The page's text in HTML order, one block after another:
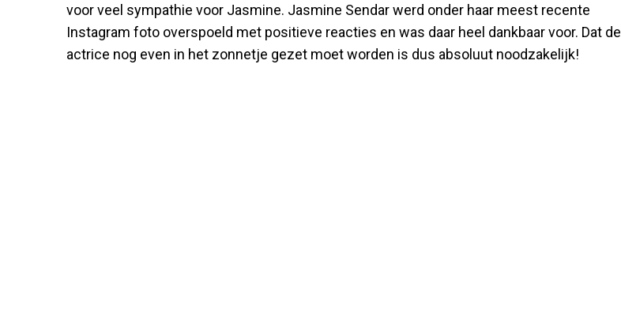
voor veel sympathie voor Jasmine. Jasmine Sendar werd onder haar meest recente
Instagram foto overspoeld met positieve reacties en was daar heel dankbaar voor. Dat de
actrice nog even in het zonnetje gezet moet worden is dus absoluut noodzakelijk!